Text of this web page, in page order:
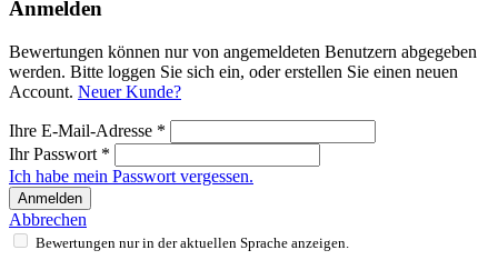
Anmelden
Bewertungen können nur von angemeldeten Benutzern abgegeben
werden. Bitte loggen Sie sich ein, oder erstellen Sie einen neuen
Account. Neuer Kunde?
Ihre E-Mail-Adresse *
Ihr Passwort *
Ich habe mein Passwort vergessen.
Anmelden
Abbrechen
Bewertungen nur in der aktuellen Sprache anzeigen.